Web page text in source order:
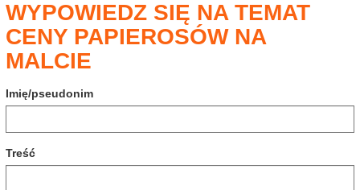
WYPOWIEDZ SIĘ NA TEMAT
CENY PAPIEROSÓW NA
MALCIE
Imię/pseudonim
Treść